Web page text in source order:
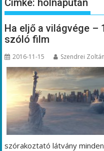
Címke: holnapután
Ha eljő a világvége –
szóló film
2016-11-15 Szendrei Zoltán
szórakoztató látvány